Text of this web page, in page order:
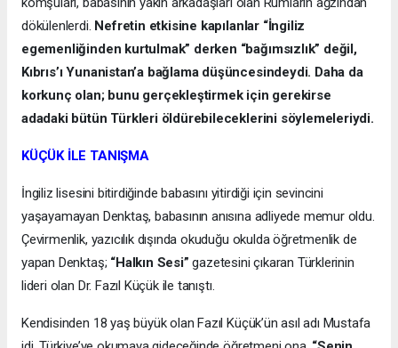
dökülenlerdi. Nefretin etkisine kapılanlar “İngiliz
egemenliğinden kurtulmak” derken “bağımsızlık” değil,
Kıbrıs’ı Yunanistan’a bağlama düşüncesindeydi. Daha da
korkunç olan; bunu gerçekleştirmek için gerekirse
adadaki bütün Türkleri öldürebileceklerini söylemeleriydi.
KÜÇÜK İLE TANIŞMA
İngiliz lisesini bitirdiğinde babasını yitirdiği için sevincini
yaşayamayan Denktaş, babasının anısına adliyede memur oldu.
Çevirmenlik, yazıcılık dışında okuduğu okulda öğretmenlik de
yapan Denktaş; “Halkın Sesi”gazetesini çıkaran Türklerinin
lideri olan Dr. Fazıl Küçük ile tanıştı.
Kendisinden 18 yaş büyük olan Fazıl Küçük’ün asıl adı Mustafa